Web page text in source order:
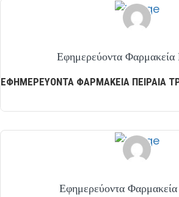
Εφημερεύοντα Φαρμακεία
ΕΦΗΜΕΡΕΥΟΝΤΑ ΦΑΡΜΑΚΕΙΑ ΠΕΙΡΑΙΑ
Εφημερεύοντα Φαρμακεία